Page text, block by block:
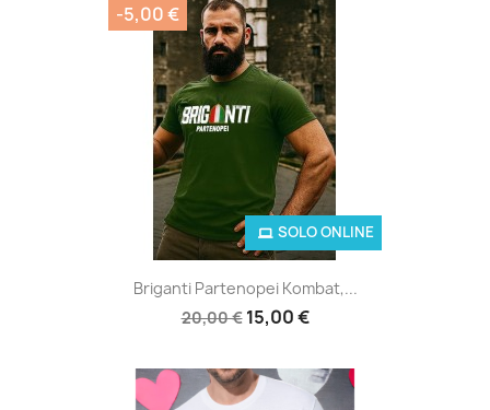
Briganti Partenopei Kombat,...
20,00 € 15,00 €
SOLO ONLINE
-5,00 €